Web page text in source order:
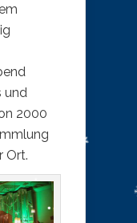
und
2000
Ort.